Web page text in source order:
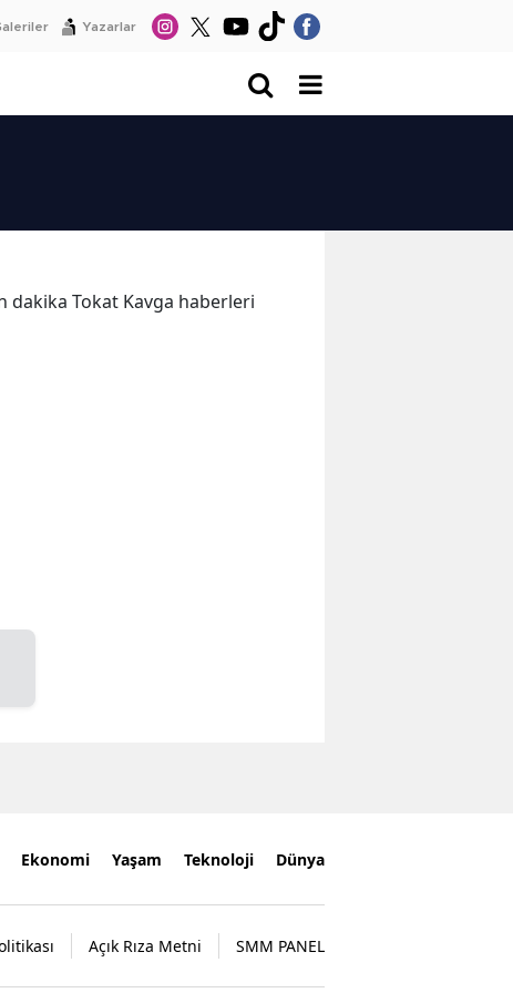
Yazarlar
dakika Tokat Kavga haberleri
Ekonomi Yaşam Teknoloji Dünya
Açık Rıza Metni SMM PANEL